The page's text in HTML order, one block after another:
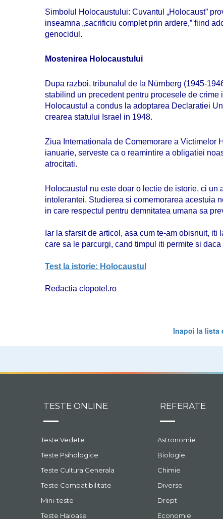
Simbolul Holocaustului: Cuvantul „Holocaust”
inseamna „sacrificiu complet prin ardere,” fiind
genocidul.
Mostenirea Holocaustului
Dupa razboi, tribunalul de la Nürnberg (1945-
stabilind un precedent pentru procesele de crime
Holocaustul a condus la adoptarea Declaratiei
crearea statului Israel in 1948.
Ziua Internationala de Comemorare a Victimelor
ianuarie, serveste ca o reamintire a obligatiei
atrocitati.
Holocaustul nu este doar o lectie de istorie, ci un
intolerantei. Studierea si comemorarea acestuia
in care respectul pentru demnitatea umana sa
Iar la sfarsit de articol, asa cum te-am obisnuit,
care sa le parcurgi, cand timpul iti permite si
Test la istorie: Holocaustul
Redactia clopotel.ro
Inapoi la lista
TESTE ONLINE
Teste Vedete
Teste Psihologice
Teste Cultura Generala
Teste Compatibilitate
Mini-teste
Teste Haioase
REFERATE
Astronomie
Biologie
Chimie
Diverse
Drept
Economie